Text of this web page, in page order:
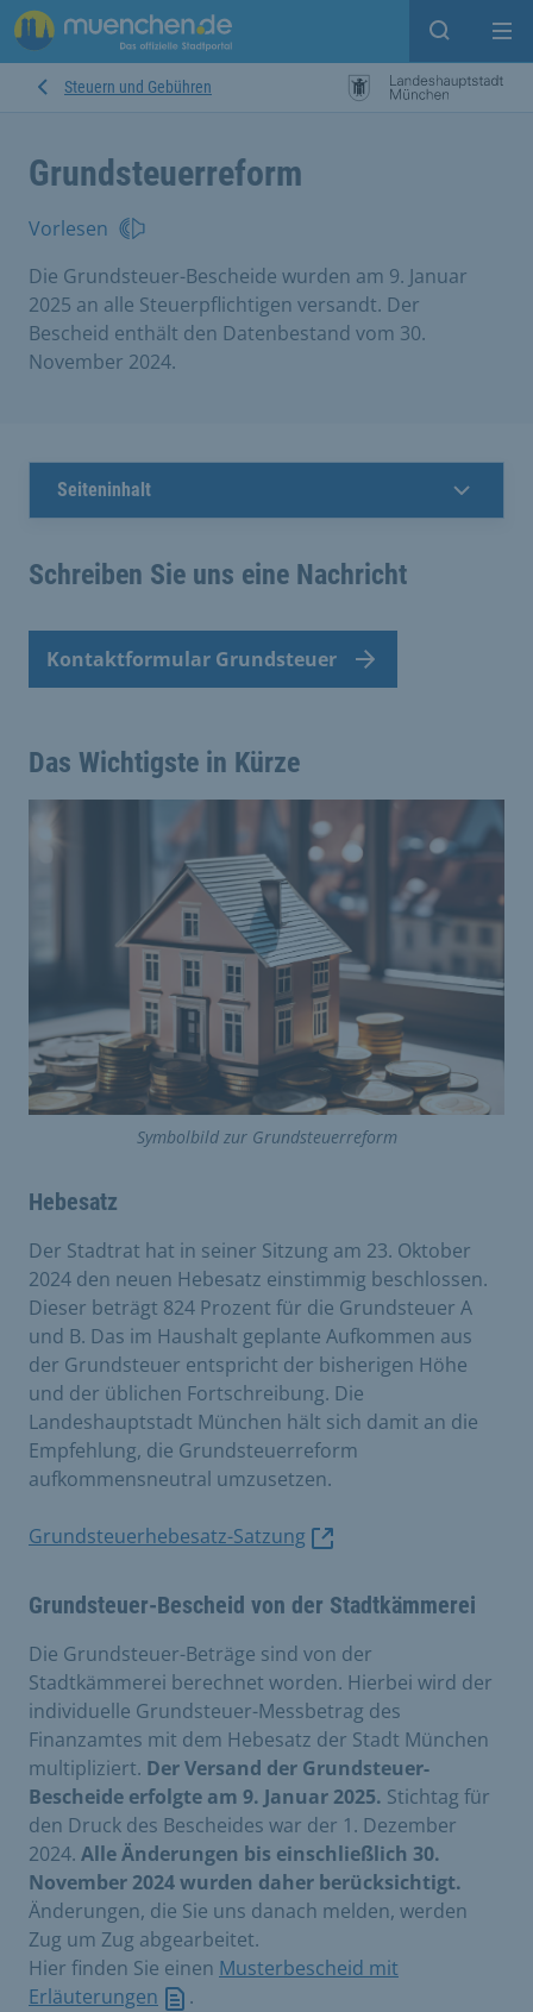
Open
Steuern und Gebühren
Grundsteuerreform
Vorlesen
Die Grundsteuer-Bescheide wurden am 9. Januar
2025 an alle Steuerpflichtigen versandt. Der
Bescheid enthält den Datenbestand vom 30.
November 2024.
Seiteninhalt
Schreiben Sie uns eine Nachricht
Kontaktformular Grundsteuer
Das Wichtigste in Kürze
Symbolbild zur Grundsteuerreform
Hebesatz
Der Stadtrat hat in seiner Sitzung am 23. Oktober
2024 den neuen Hebesatz einstimmig beschlossen.
Dieser beträgt 824 Prozent für die Grundsteuer A
und B. Das im Haushalt geplante Aufkommen aus
der Grundsteuer entspricht der bisherigen Höhe
und der üblichen Fortschreibung. Die
Landeshauptstadt München hält sich damit an die
Empfehlung, die Grundsteuerreform
aufkommensneutral umzusetzen.
Grundsteuerhebesatz-Satzung
Grundsteuer-Bescheid von der Stadtkämmerei
Die Grundsteuer-Beträge sind von der
Stadtkämmerei berechnet worden. Hierbei wird der
individuelle Grundsteuer-Messbetrag des
Finanzamtes mit dem Hebesatz der Stadt München
multipliziert. Der Versand der Grundsteuer-
Bescheide erfolgte am 9. Januar 2025. Stichtag für
den Druck des Bescheides war der 1. Dezember
2024. Alle Änderungen bis einschließlich 30.
November 2024 wurden daher berücksichtigt.
Änderungen, die Sie uns danach melden, werden
Zug um Zug abgearbeitet.
Hier finden Sie einen Musterbescheid mit
Erläuterungen
.